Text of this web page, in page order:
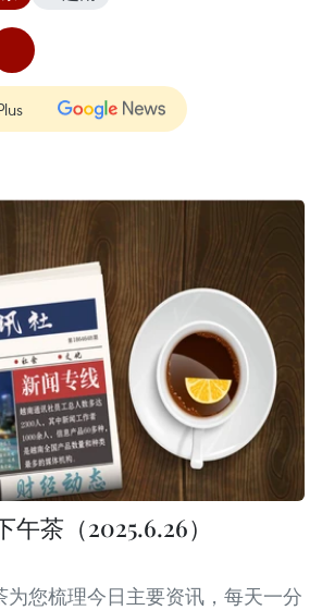
茶（2025.6.26）
为您梳理今日主要资讯，每天一分